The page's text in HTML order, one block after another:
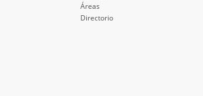
Áreas
Directorio